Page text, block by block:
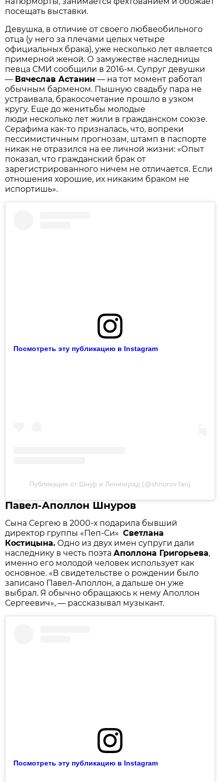
посещать выставки.
Девушка, в отличие от своего любвеобильного
отца (у него за плечами целых четыре
официальных брака), уже несколько лет является
примерной женой. О замужестве наследницы
певца СМИ сообщили в 2016-м. Супруг девушки
— Вячеслав Астанин — на тот момент работал
обычным барменом. Пышную свадьбу пара не
устраивала, бракосочетание прошло в узком
кругу. Еще до женитьбы молодые
люди несколько лет жили в гражданском союзе.
Серафима как-то призналась, что, вопреки
пессимистичным прогнозам, штамп в паспорте
никак не отразился на ее личной жизни: «Опыт
показал, что гражданский брак от
зарегистрированного ничем не отличается. Если
отношения хорошие, их никаким браком не
испортишь».
Посмотреть эту публикацию в Instagram
Публикация от Шнур и Ленинград (@shnurov.fan)
Павел-Аполлон Шнуров
Сына Сергею в 2000-х подарила бывший
директор группы «Пеп-Си»Светлана
Костицына. Одно из двух имен супруги дали
наследнику в честь поэтаАполлона Григорьева,
именно его молодой человек использует как
основное. «В свидетельстве о рождении было
записано Павел-Аполлон, а дальше он уже
выбрал. Я обычно обращаюсь к нему Аполлон
Сергеевич», — рассказывал музыкант.
Посмотреть эту публикацию в Instagram